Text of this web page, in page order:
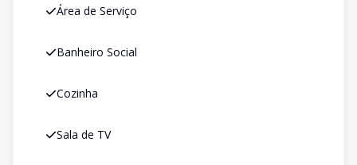
Área de Serviço
Banheiro Social
Cozinha
Sala de TV